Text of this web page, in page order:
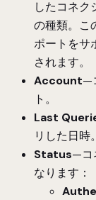
したコネク
の種類。こ
ポートをサ
されます。
Account—
ト。
Last
リした日時。
Status—コ
なります：